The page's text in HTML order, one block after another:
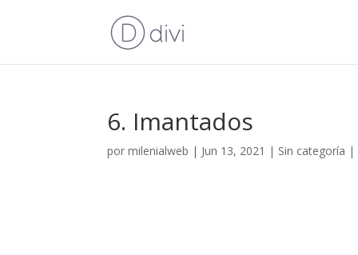
6. Imantados
pormilenialweb | Jun 13, 2021 | Sin categoría |